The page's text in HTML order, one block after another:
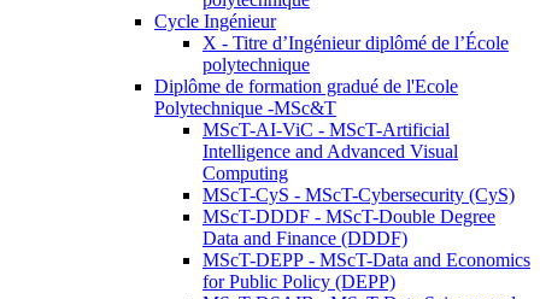
Cycle Ingénieur
X - Titre d’Ingénieur diplômé de l’École
polytechnique
Diplôme de formation gradué de l'Ecole
Polytechnique -MSc&T
MScT-AI-ViC - MScT-Artificial
Intelligence and Advanced Visual
Computing
MScT-CyS - MScT-Cybersecurity (CyS)
MScT-DDDF - MScT-Double Degree
Data and Finance (DDDF)
MScT-DEPP - MScT-Data and Economics
for Public Policy (DEPP)